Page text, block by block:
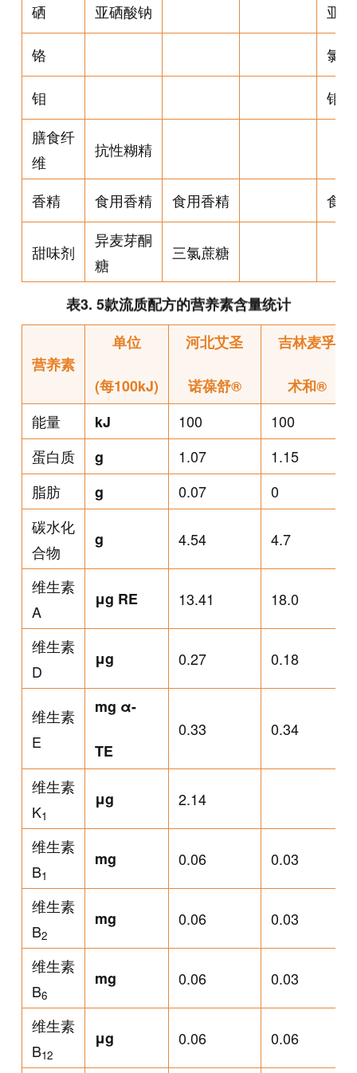
硒 亚硒酸钠 亚
铬 氯
钼
钼
膳食纤
维
抗性糊精
香精 食用香精 食用香精 食
甜味剂
异麦芽酮
糖
三氯蔗糖
表3. 5款流质配方的营养素含量统计
营养素
单位
(每100kJ)
河北艾圣
诺葆舒®
吉林麦孚
术和®
能量
kJ 100
100
蛋白质
g 1.07
1.15
脂肪
g 0.07
0
碳水化
合物
g 4.54 4.7
维生素
A
μg RE 13.41 18.0
维生素
D
μg 0.27 0.18
维生素
E
mg α-
TE
0.33 0.34
维生素
K1
μg 2.14
维生素
B1
mg 0.06 0.03
维生素
B2
mg 0.06 0.03
维生素
B6
mg 0.06 0.03
维生素
B12
μg 0.06 0.06